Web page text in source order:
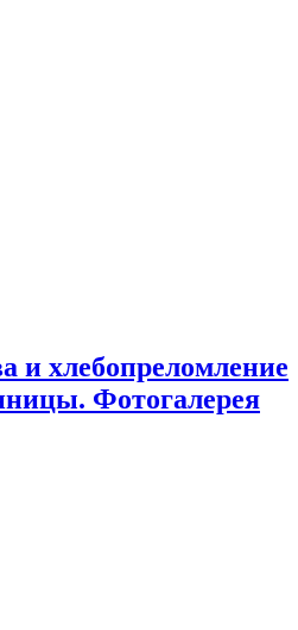
и хлебопреломление
Фотогалерея